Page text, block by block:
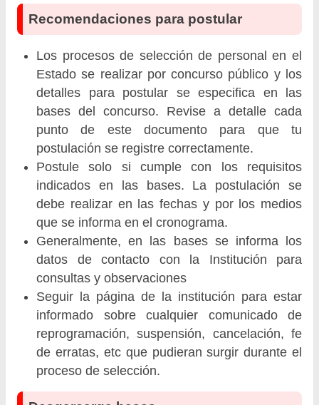
Recomendaciones para postular
Los procesos de selección de personal en el
Estado se realizar por concurso público y los
detalles para postular se especifica en las
bases del concurso. Revise a detalle cada
punto de este documento para que tu
postulación se registre correctamente.
Postule solo si cumple con los requisitos
indicados en las bases. La postulación se
debe realizar en las fechas y por los medios
que se informa en el cronograma.
Generalmente, en las bases se informa los
datos de contacto con la Institución para
consultas y observaciones
Seguir la página de la institución para estar
informado sobre cualquier comunicado de
reprogramación, suspensión, cancelación, fe
de erratas, etc que pudieran surgir durante el
proceso de selección.